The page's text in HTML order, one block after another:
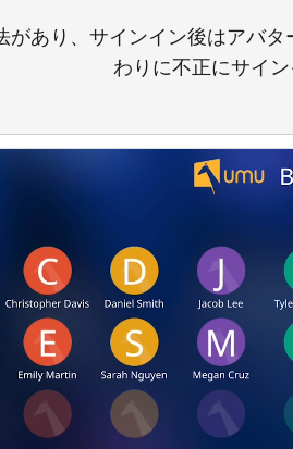
があり、サインイン後はアバ
わりに不正にサイ